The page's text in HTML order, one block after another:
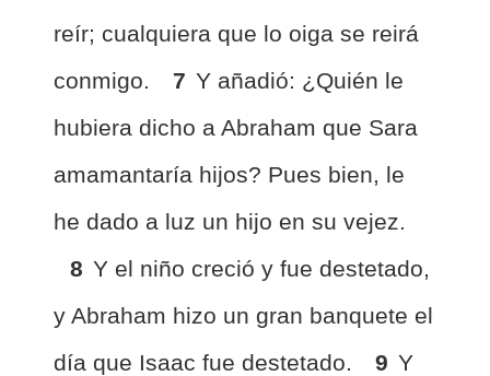
reír; cualquiera que lo oiga se reirá
conmigo.
7 Y añadió: ¿Quién le
hubiera dicho a Abraham que Sara
amamantaría hijos? Pues bien, le
he dado a luz un hijo en su vejez.
8 Y el niño creció y fue destetado,
y Abraham hizo un gran banquete el
día que Isaac fue destetado.
9 Y